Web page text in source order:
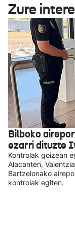
Zure
Bilboko
ezarri dituzte
Kontrolak goizean
Alacanten,
Bartzelonako
kontrolak egiten.